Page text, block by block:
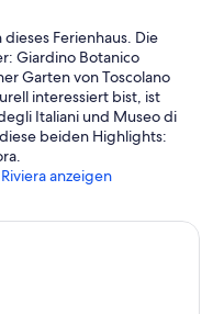
Ferienhaus. Die
Giardino Botanico
Garten von Toscolano
interessiert bist, ist
Italiani und Museo di
beiden Highlights:
anzeigen